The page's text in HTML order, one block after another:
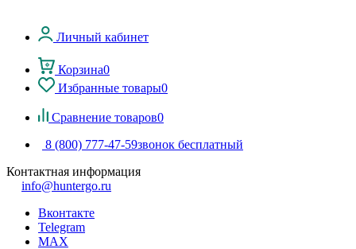
Личный кабинет
Корзина0
Избранные товары0
Сравнение товаров0
8 (800) 777-47-59звонок бесплатный
Контактная информация
info@huntergo.ru
Вконтакте
Telegram
MAX